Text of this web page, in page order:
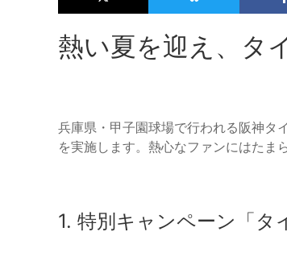
熱い夏を迎え、タ
兵庫県・甲子園球場で行われる阪神タ
を実施します。熱心なファンにはたま
1. 特別キャンペーン「タ